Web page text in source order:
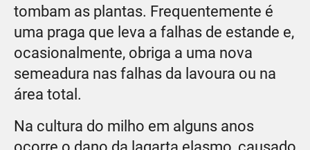
tombam as plantas. Frequentemente é
uma praga que leva a falhas de estande e,
ocasionalmente, obriga a uma nova
semeadura nas falhas da lavoura ou na
área total.
Na cultura do milho em alguns anos